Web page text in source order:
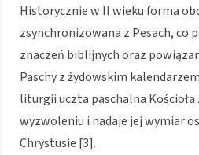
Historycznie w II wieku forma
zsynchronizowana z Pesach, co
znaczeń biblijnych oraz
Paschy z żydowskim
liturgii uczta paschalna
wyzwoleniu i nadaje jej wymiar
Chrystusie [3].